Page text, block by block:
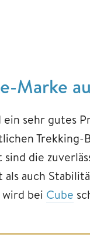
Marke
sehr gutes
die
auch
bei Cube